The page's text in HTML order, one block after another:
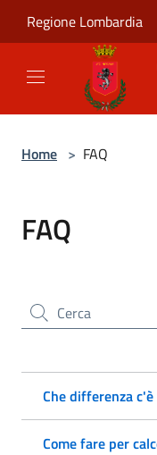
Regione Lombardia
Home > FAQ
FAQ
Cerca nel sito
Che differenza
Come fare per